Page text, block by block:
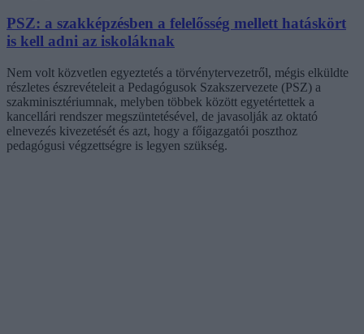
PSZ: a szakképzésben a felelősség mellett hatáskört
is kell adni az iskoláknak
Nem volt közvetlen egyeztetés a törvénytervezetről, mégis elküldte
részletes észrevételeit a Pedagógusok Szakszervezete (PSZ) a
szakminisztériumnak, melyben többek között egyetértettek a
kancellári rendszer megszüntetésével, de javasolják az oktató
elnevezés kivezetését és azt, hogy a főigazgatói poszthoz
pedagógusi végzettségre is legyen szükség.